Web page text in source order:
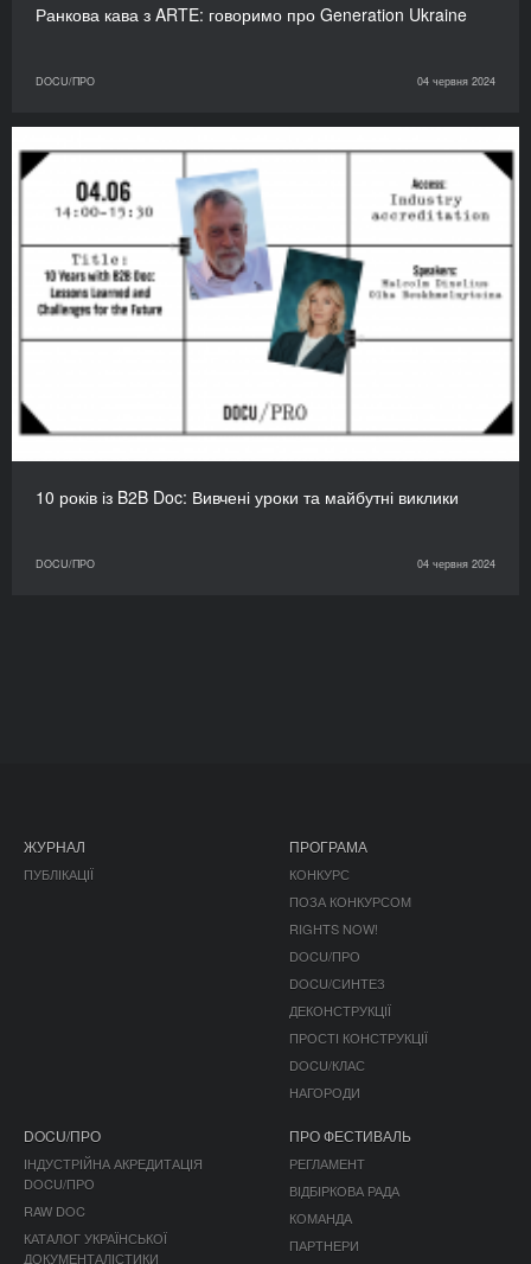
Ранкова кава з ARTE: говоримо про Generation Ukraine
DOCU/ПРО 04 червня 2024
10 років із B2B Doc: Вивчені уроки та майбутні виклики
DOCU/ПРО 04 червня 2024
ЖУРНАЛ
ПУБЛІКАЦІЇ
ПРОГРАМА
КОНКУРС
ПОЗА КОНКУРСОМ
RIGHTS NOW!
DOCU/ПРО
DOCU/СИНТЕЗ
ДЕКОНСТРУКЦІЇ
ПРОСТІ КОНСТРУКЦІЇ
DOCU/КЛАС
НАГОРОДИ
DOCU/ПРО
ІНДУСТРІЙНА АКРЕДИТАЦІЯ
DOCU/ПРО
RAW DOC
КАТАЛОГ УКРАЇНСЬКОЇ
ДОКУМЕНТАЛІСТИКИ
ПРО ФЕСТИВАЛЬ
РЕГЛАМЕНТ
ВІДБІРКОВА РАДА
КОМАНДА
ПАРТНЕРИ